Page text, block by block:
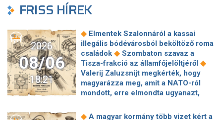
FRISS HÍREK
2026
08/06
18:21
◆ Elmentek Szalonnáról a kassai
illegális bódévárosból beköltöző roma
családok ◆ Szombaton szavaz a
Tisza-frakció az államfőjelöltjéről ◆
Valerij Zaluzsnijt megkérték, hogy
magyarázza meg, amit a NATO-ról
mondott, erre elmondta ugyanazt,
kötött szerződéseket a HM cége a
◆ A magyar kormány több vizet kért a